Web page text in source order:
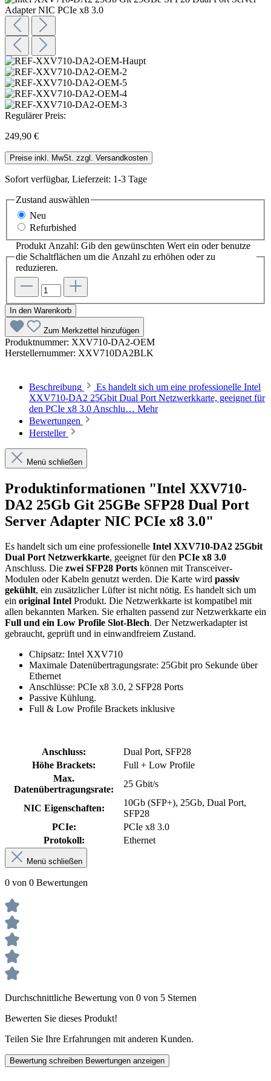
Regulärer Preis:
249,90 €
Preise inkl. MwSt. zzgl. Versandkosten
Sofort verfügbar, Lieferzeit: 1-3 Tage
Zustand auswählen
Neu
Refurbished
Produkt Anzahl: Gib den gewünschten Wert ein oder benutze
die Schaltflächen um die Anzahl zu erhöhen oder zu
reduzieren.
In den Warenkorb
Zum Merkzettel hinzufügen
Produktnummer: XXV710-DA2-OEM
Herstellernummer: XXV710DA2BLK
Beschreibung
Es handelt sich um eine professionelle Intel
XXV710-DA2 25Gbit Dual Port Netzwerkkarte, geeignet für
den PCIe x8 3.0 Anschlu… Mehr
Bewertungen
Hersteller
Menü schließen
Produktinformationen "Intel XXV710-
DA2 25Gb Git 25GBe SFP28 Dual Port
Server Adapter NIC PCIe x8 3.0"
Es handelt sich um eine professionelle Intel XXV710-DA2 25Gbit
Dual Port Netzwerkkarte, geeignet für den PCIe x8 3.0
Anschluss. Die zwei SFP28 Ports können mit Transceiver-
Modulen oder Kabeln genutzt werden. Die Karte wird passiv
gekühlt, ein zusätzlicher Lüfter ist nicht nötig. Es handelt sich um
ein original Intel Produkt. Die Netzwerkkarte ist kompatibel mit
allen bekannten Marken. Sie erhalten passend zur Netzwerkkarte ein
Full und ein Low Profile Slot-Blech. Der Netzwerkadapter ist
gebraucht, geprüft und in einwandfreiem Zustand.
Chipsatz: Intel XXV710
Maximale Datenübertragungsrate: 25Gbit pro Sekunde über
Ethernet
Anschlüsse: PCIe x8 3.0, 2 SFP28 Ports
Passive Kühlung.
Full & Low Profile Brackets inklusive
Anschluss:
Dual Port, SFP28
Höhe Brackets:
Full + Low Profile
Max.
Datenübertragungsrate:
25 Gbit/s
NIC Eigenschaften:
10Gb (SFP+), 25Gb, Dual Port,
SFP28
PCIe:
PCIe x8 3.0
Protokoll:
Ethernet
Menü schließen
0 von 0 Bewertungen
Durchschnittliche Bewertung von 0 von 5 Sternen
Bewerten Sie dieses Produkt!
Teilen Sie Ihre Erfahrungen mit anderen Kunden.
Bewertung schreiben Bewertungen anzeigen